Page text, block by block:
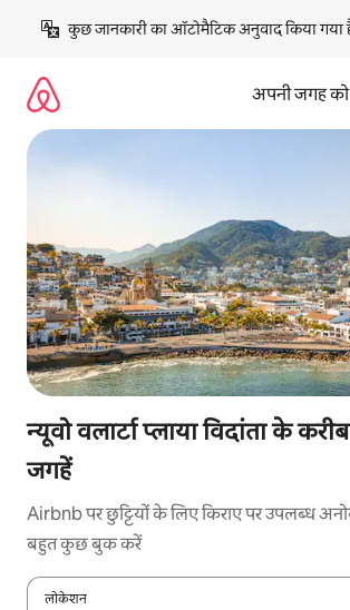
छोड़कर
कॉन्टेंट
कुछ जानकारी का ऑटोमैटिक अनुवाद किया गया
अपनी जगह
न्यूवो वलार्टा प्लाया विदांता के
जगहें
Airbnb पर छुट्टियों के लिए किराए पर उपलब्ध
बहुत कुछ बुक करें
लोकेशन